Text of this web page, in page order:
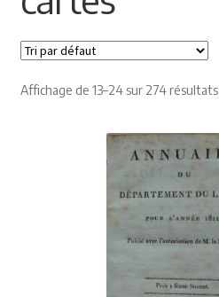
Les Pyrénées
Affichage de 13–24 sur 274 résultats